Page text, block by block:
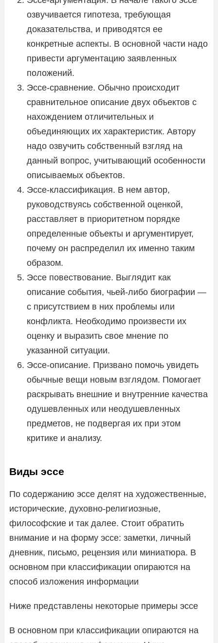
озвучивается гипотеза, требующая
доказательства, и приводятся ее
конкретные аспекты. В основной части надо
привести аргументацию заявленных
положений.
Эссе-сравнение. Обычно происходит
сравнительное описание двух объектов с
нахождением отличительных и
объединяющих их характеристик. Автору
надо озвучить собственный взгляд на
данный вопрос, учитывающий особенности
описываемых объектов.
Эссе-классификация. В нем автор,
руководствуясь собственной оценкой,
расставляет в приоритетном порядке
определенные объекты и аргументирует,
почему он распределил их именно таким
образом.
Эссе повествование. Выглядит как
описание события, чьей-либо биографии —
с присутствием в них проблемы или
конфликта. Необходимо произвести их
оценку и выразить свое мнение по
указанной ситуации.
Эссе-описание. Призвано помочь увидеть
обычные вещи новым взглядом. Помогает
раскрывать внешние и внутренние качества
одушевленных или неодушевленных
предметов, не подвергая их при этом
критике и анализу.
Виды эссе
По содержанию эссе делят на художественные,
исторические, духовно-религиозные,
философские и так далее. Стоит обратить
внимание и на форму эссе: заметки, личный
дневник, письмо, рецензия или миниатюра. В
основном при классификации опираются на
способ изложения информации
Ниже представлены некоторые примеры эссе
В основном при классификации опираются на